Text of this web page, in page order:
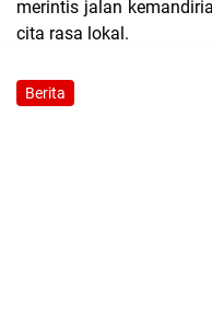
merintis jalan
cita rasa lokal.
Berita